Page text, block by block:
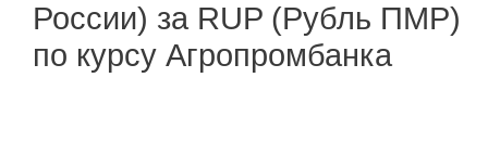
России) за RUP (Рубль ПМР)
по курсу Агропромбанка